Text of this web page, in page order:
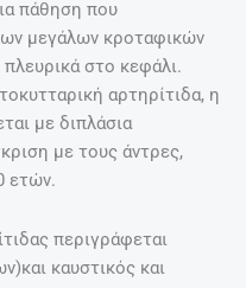
πάθηση που
μεγάλων κροταφικών
στο κεφάλι.
αρτηρίτιδα, η
με διπλάσια
με τους άντρες,
ετών.
περιγράφεται
καυστικός και